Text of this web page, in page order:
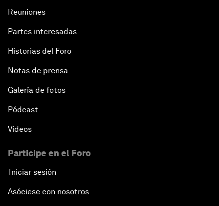
Reuniones
Partes interesadas
Historias del Foro
Notas de prensa
Galería de fotos
Pódcast
Vídeos
Participe en el Foro
Iniciar sesión
Asóciese con nosotros